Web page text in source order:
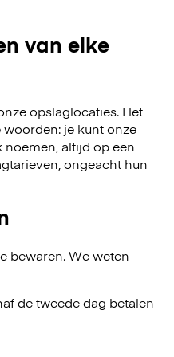
van elke
opslaglocaties. Het
je kunt onze
altijd op een
ongeacht hun
bewaren. We weten
de tweede dag betalen